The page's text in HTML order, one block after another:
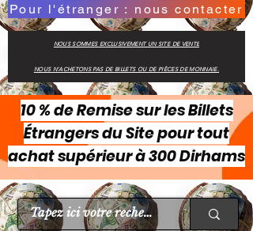
Pour l'étranger : nous contacter
NOUS SOMMES EXCLUSIVEMENT UN SITE DE VENTE
NOUS N'ACHETONS PAS DE BILLETS OU DE PIÈCES DE MONNAIE.
10 % de Remise sur les Billets
Étrangers du Site pour tout
achat supérieur à 300 Dirhams